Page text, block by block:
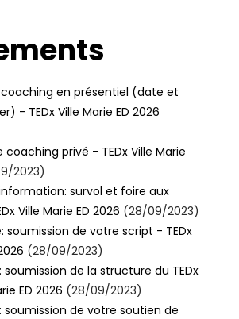
en présentiel (date et
- TEDx Ville Marie ED 2026
coaching privé - TEDx Ville Marie
2023)
survol et foire aux
Ville Marie ED 2026 (28/09/2023)
soumission de votre script - TEDx
(28/09/2023)
de la structure du TEDx
ED 2026 (28/09/2023)
soumission de votre soutien de